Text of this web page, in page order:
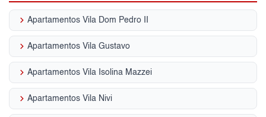
keyboard_arrow_right Apartamentos Vila Dom Pedro II
keyboard_arrow_right Apartamentos Vila Gustavo
keyboard_arrow_right Apartamentos Vila Isolina Mazzei
keyboard_arrow_right Apartamentos Vila Nivi